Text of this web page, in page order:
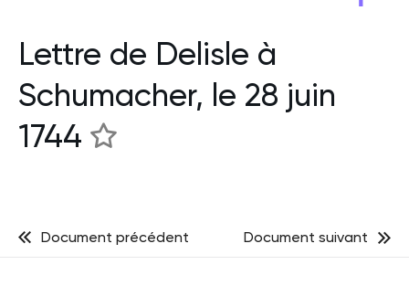
Lettre de Delisle à
Schumacher, le 28 juin
1744
Document précédent Document suivant